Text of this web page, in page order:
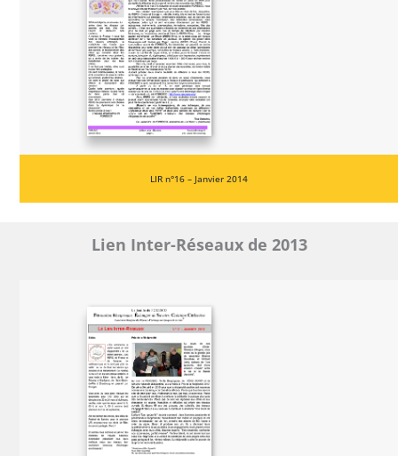
LIR n°16 – Janvier 2014
Lien Inter-Réseaux de 2013